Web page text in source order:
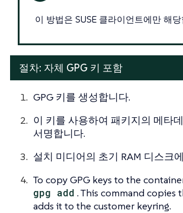
이 방법은 SUSE 클라이언트에만 해
절차: 자체 GPG 키 포함
GPG 키를 생성합니다.
이 키를 사용하여 패키지의 메타
서명합니다.
설치 미디어의 초기 RAM 디스크
To copy GPG keys to the
gpg add . This command copies
adds it to the customer keyring.